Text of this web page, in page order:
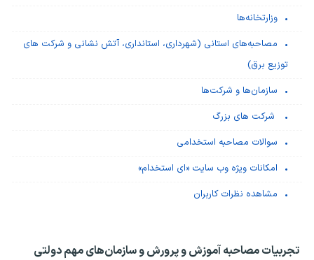
وزارتخانه‌ها
مصاحبه‌های استانی (شهرداری، استانداری، آتش نشانی و شرکت های
توزیع برق)
سازمان‌ها و شرکت‌ها
شرکت های بزرگ
سوالات مصاحبه استخدامی
امکانات ویژه وب سایت «ای استخدام»
مشاهده نظرات کاربران
تجربیات مصاحبهآموزش و پرورش و سازمان‌های مهم دولتی